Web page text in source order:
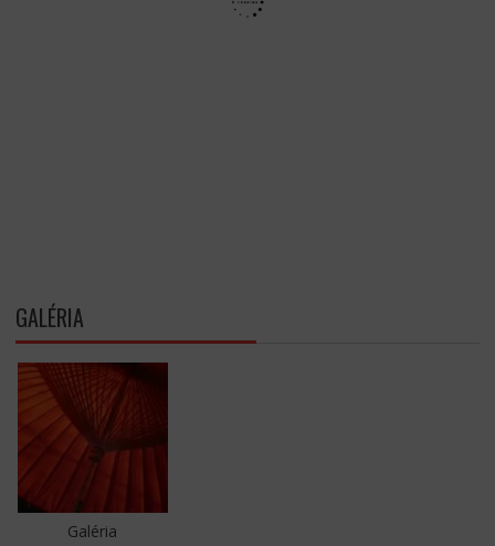
GALÉRIA
Galéria